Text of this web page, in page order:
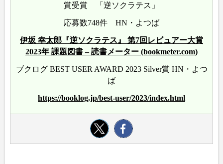
賞受賞 「逆ソクラテス」
応募数748件 HN・よつば
伊坂 幸太郎『逆ソクラテス』 第7回レビュアー大賞
2023年 課題図書 – 読書メーター (bookmeter.com)
ブクログ BEST USER AWARD 2023 Silver賞 HN・よつ
ば
https://booklog.jp/best-user/2023/index.html